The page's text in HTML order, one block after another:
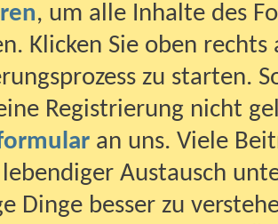
, um alle Inhalte des
Klicken Sie oben
zu starten.
Registrierung nicht
an uns. Viele
Austausch
Dinge besser zu